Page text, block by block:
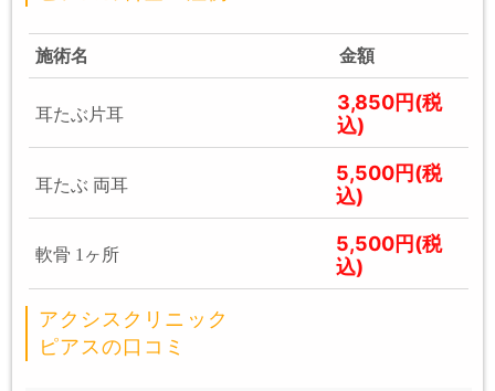
施術名 金額
耳たぶ片耳
3,850円(税
込)
耳たぶ 両耳
5,500円(税
込)
軟骨 1ヶ所
5,500円(税
込)
アクシスクリニック
ピアスの口コミ